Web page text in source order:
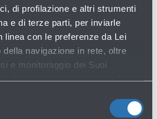
di profilazione e altri strumenti
e di terze parti, per inviarle
linea con le preferenze da Lei
della navigazione in rete, oltre
e monitoraggio dei Suoi
sul Sito, La preghiamo di
quello che cercavi?
Contattaci